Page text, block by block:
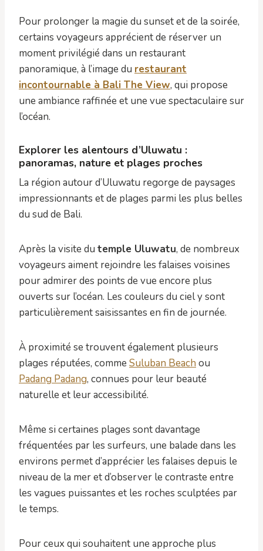
Pour prolonger la magie du sunset et de la soirée,
certains voyageurs apprécient de réserver un
moment privilégié dans un restaurant
panoramique, à l’image du restaurant
incontournable à Bali The View, qui propose
une ambiance raffinée et une vue spectaculaire sur
l’océan.
Explorer les alentours d’Uluwatu :
panoramas, nature et plages proches
La région autour d’Uluwatu regorge de paysages
impressionnants et de plages parmi les plus belles
du sud de Bali.
Après la visite du temple Uluwatu, de nombreux
voyageurs aiment rejoindre les falaises voisines
pour admirer des points de vue encore plus
ouverts sur l’océan. Les couleurs du ciel y sont
particulièrement saisissantes en fin de journée.
À proximité se trouvent également plusieurs
plages réputées, comme Suluban Beach ou
Padang Padang, connues pour leur beauté
naturelle et leur accessibilité.
Même si certaines plages sont davantage
fréquentées par les surfeurs, une balade dans les
environs permet d’apprécier les falaises depuis le
niveau de la mer et d’observer le contraste entre
les vagues puissantes et les roches sculptées par
le temps.
Pour ceux qui souhaitent une approche plus